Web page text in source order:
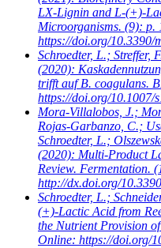
LX-Lignin and L-(+)-
Microorganisms. (9): p.
https://doi.org/10.3390/
Schroedter, L.; Streffer,
(2020):
trifft auf B. coagulans.
https://doi.org/10.1007/
Mora-Villalobos, J.;
Rojas-Garbanzo, C.;
Schroedter, L.;
(2020): Multi-Product
Review. Fermentation.
http://dx.doi.org/
Schroedter, L.;
(+)-Lactic Acid from
the Nutrient Provision
Online: https://doi.org/